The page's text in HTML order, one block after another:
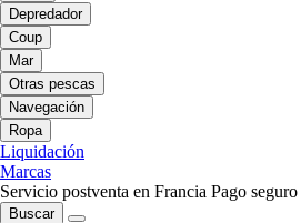
Depredador
Coup
Mar
Otras pescas
Navegación
Ropa
Liquidación
Marcas
Servicio postventa en Francia Pago seguro
Buscar